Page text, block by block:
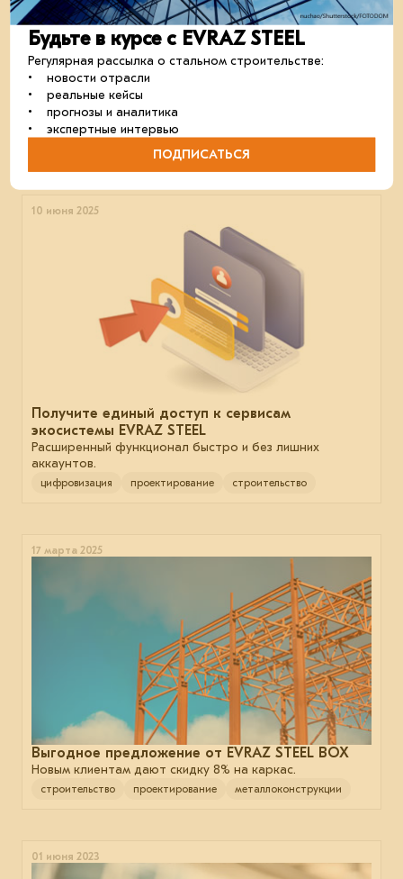
EVRAZ STEEL BUILDING строит новый торговый
центр в Москве
Каркас здания уже полностью смонтирован.
10 июня 2025
Получите единый доступ к сервисам
экосистемы EVRAZ STEEL
Расширенный функционал быстро и без лишних
аккаунтов.
цифровизация проектирование строительство
17 марта 2025
Выгодное предложение от EVRAZ STEEL BOX
Новым клиентам дают скидку 8% на каркас.
строительство проектирование металлоконструкции
01 июня 2023
Будьте в курсе с EVRAZ STEEL
Регулярная рассылка о стальном строительстве:
• новости отрасли
• реальные кейсы
• прогнозы и аналитика
• экспертные интервью
ПОДПИСАТЬСЯ